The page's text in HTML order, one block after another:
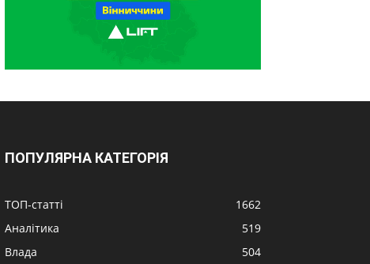
ПОПУЛЯРНА КАТЕГОРІЯ
ТОП-статті
1662
Аналітика
519
Влада
504